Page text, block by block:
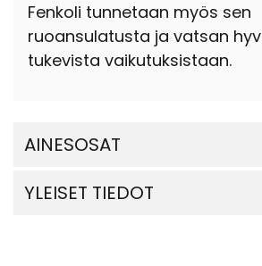
Fenkoli tunnetaan myös sen
ruoansulatusta ja vatsan
tukevista vaikutuksistaan.
AINESOSAT
YLEISET TIEDOT